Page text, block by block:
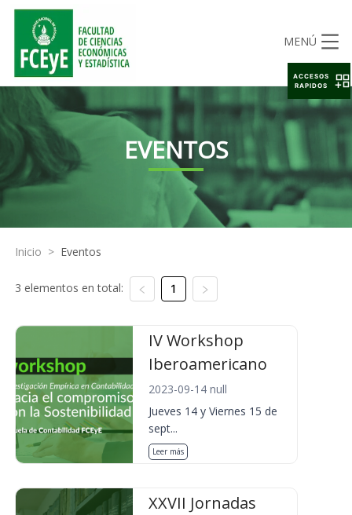
MENÚ
EVENTOS
Inicio > Eventos
3 elementos en total: 1
IV Workshop
Iberoamericano
2023-09-14 null
Jueves 14 y Viernes 15 de
sept...
Leer más
XXVII Jornadas
ACCESOS
RAPIDOS